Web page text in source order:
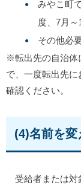
みやこ町
度、7月～
その他必
※転出先の自治体
で、一度転出先
確認ください。
(4)名前を変
受給者または対